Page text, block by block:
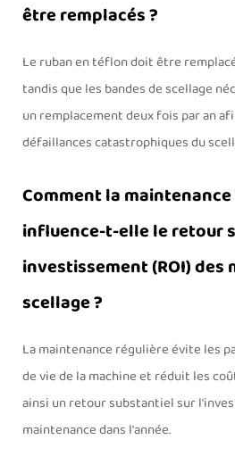
être remplacés ?
Le ruban en téflon doit être
tandis que les bandes de scellage
un remplacement deux fois par an
défaillances catastrophiques du
Comment la
influence-t-elle le retour
investissement (ROI) des
scellage ?
La maintenance régulière évite les
de vie de la machine et réduit les
ainsi un retour substantiel sur
maintenance dans l'année.